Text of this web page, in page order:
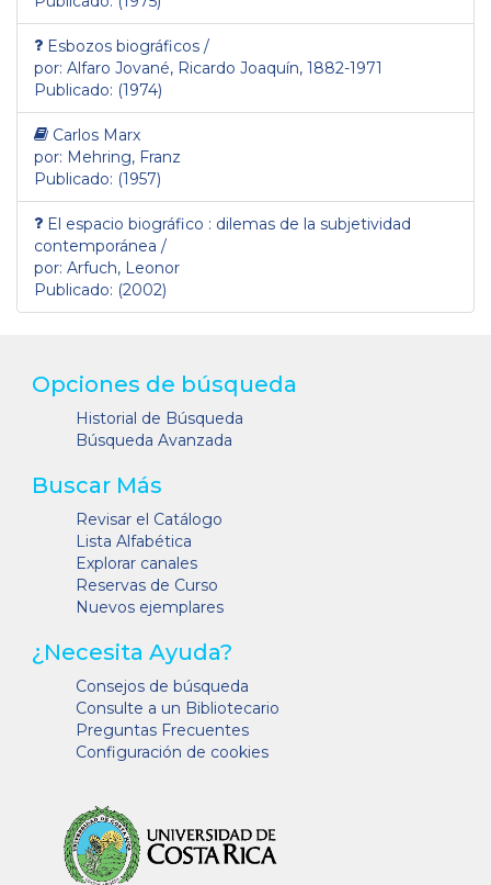
Esbozos biográficos /
por: Alfaro Jované, Ricardo Joaquín, 1882-1971
Publicado: (1974)
Carlos Marx
por: Mehring, Franz
Publicado: (1957)
El espacio biográfico : dilemas de la subjetividad
contemporánea /
por: Arfuch, Leonor
Publicado: (2002)
Opciones de búsqueda
Historial de Búsqueda
Búsqueda Avanzada
Buscar Más
Revisar el Catálogo
Lista Alfabética
Explorar canales
Reservas de Curso
Nuevos ejemplares
¿Necesita Ayuda?
Consejos de búsqueda
Consulte a un Bibliotecario
Preguntas Frecuentes
Configuración de cookies